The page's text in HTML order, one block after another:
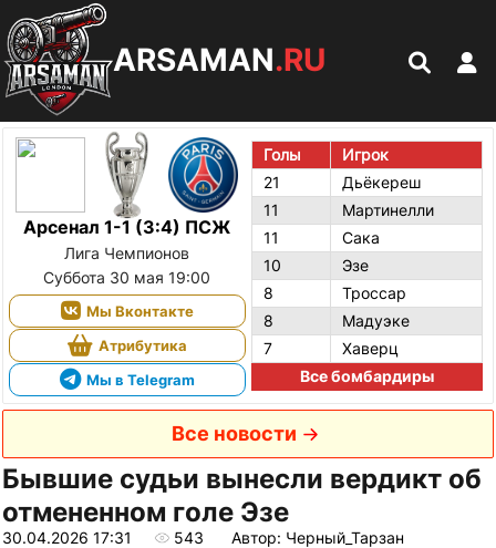
ARSAMAN.RU
Арсенал 1-1 (3:4) ПСЖ
Лига Чемпионов
Суббота 30 мая 19:00
Мы Вконтакте
Атрибутика
Мы в Telegram
Голы
Игрок
21
Дьёкереш
11
Мартинелли
11
Сака
10
Эзе
8
Троссар
8
Мадуэке
7
Хаверц
Все бомбардиры
Все новости
Бывшие судьи вынесли вердикт об
отмененном голе Эзе
30.04.2026 17:31 543 Автор: Черный_Тарзан